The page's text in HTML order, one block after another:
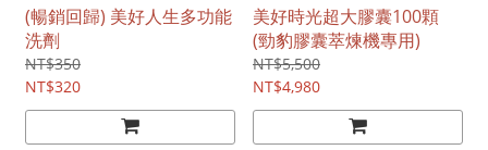
(暢銷回歸) 美好人生多功能
洗劑
NT$350
NT$320
美好時光超大膠囊100顆
(勁豹膠囊萃煉機專用)
NT$5,500
NT$4,980